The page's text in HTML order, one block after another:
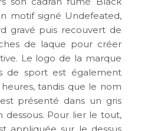
motif signé Undefeated,
gravé puis recouvert de
de laque pour créer
Le logo de la marque
de sport est également
tandis que le nom
présenté dans un gris
dessous. Pour lier le tout,
appliquée sur le dessus